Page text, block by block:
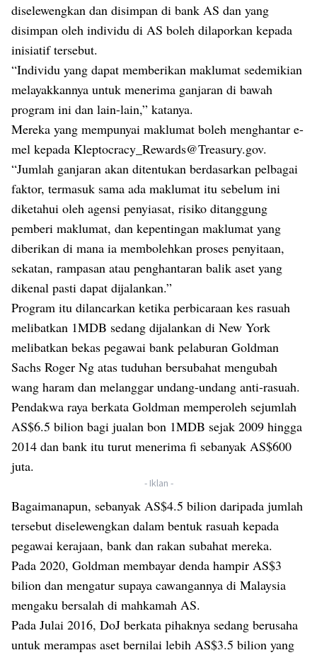
diselewengkan dan disimpan di bank AS dan yang
disimpan oleh individu di AS boleh dilaporkan kepada
inisiatif tersebut.
“Individu yang dapat memberikan maklumat sedemikian
melayakkannya untuk menerima ganjaran di bawah
program ini dan lain-lain,” katanya.
Mereka yang mempunyai maklumat boleh menghantar e-
mel kepada Kleptocracy_Rewards@Treasury.gov.
“Jumlah ganjaran akan ditentukan berdasarkan pelbagai
faktor, termasuk sama ada maklumat itu sebelum ini
diketahui oleh agensi penyiasat, risiko ditanggung
pemberi maklumat, dan kepentingan maklumat yang
diberikan di mana ia membolehkan proses penyitaan,
sekatan, rampasan atau penghantaran balik aset yang
dikenal pasti dapat dijalankan.”
Program itu dilancarkan ketika perbicaraan kes rasuah
melibatkan 1MDB sedang dijalankan di New York
melibatkan bekas pegawai bank pelaburan Goldman
Sachs Roger Ng atas tuduhan bersubahat mengubah
wang haram dan melanggar undang-undang anti-rasuah.
Pendakwa raya berkata Goldman memperoleh sejumlah
AS$6.5 bilion bagi jualan bon 1MDB sejak 2009 hingga
2014 dan bank itu turut menerima fi sebanyak AS$600
juta.
- Iklan -
Bagaimanapun, sebanyak AS$4.5 bilion daripada jumlah
tersebut diselewengkan dalam bentuk rasuah kepada
pegawai kerajaan, bank dan rakan subahat mereka.
Pada 2020, Goldman membayar denda hampir AS$3
bilion dan mengatur supaya cawangannya di Malaysia
mengaku bersalah di mahkamah AS.
Pada Julai 2016, DoJ berkata pihaknya sedang berusaha
untuk merampas aset bernilai lebih AS$3.5 bilion yang